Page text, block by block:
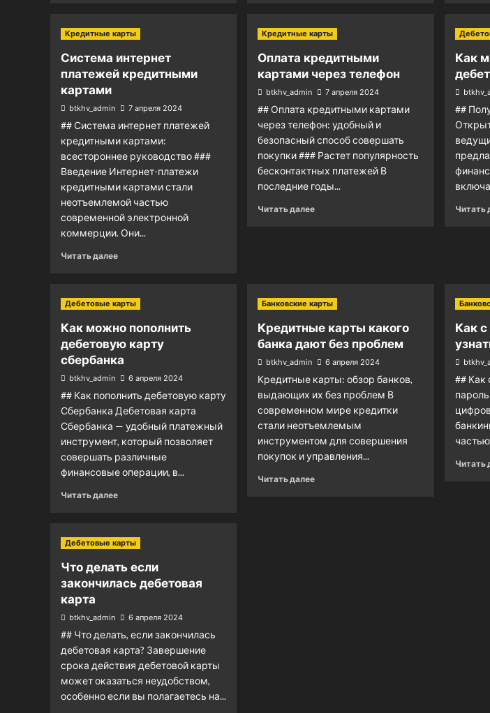
Кредитные карты
Система интернет
платежей кредитными
картами
btkhv_admin 7 апреля 2024
## Система интернет платежей
кредитными картами:
всестороннее руководство ###
Введение Интернет-платежи
кредитными картами стали
неотъемлемой частью
современной электронной
коммерции. Они...
Читать далее
Кредитные карты
Оплата кредитными
картами через телефон
btkhv_admin 7 апреля 2024
## Оплата кредитными картами
через телефон: удобный и
безопасный способ совершать
покупки ### Растет популярность
бесконтактных платежей В
последние годы...
Читать далее
Как
##
Читать
Дебетовые карты
Как можно пополнить
дебетовую карту
сбербанка
btkhv_admin 6 апреля 2024
## Как пополнить дебетовую карту
Сбербанка Дебетовая карта
Сбербанка — удобный платежный
инструмент, который позволяет
совершать различные
финансовые операции, в...
Читать далее
Банковские карты
Кредитные карты какого
банка дают без проблем
btkhv_admin 6 апреля 2024
Кредитные карты: обзор банков,
выдающих их без проблем В
современном мире кредитки
стали неотъемлемым
инструментом для совершения
покупок и управления...
Читать далее
Как с
## Как
Читать
Дебетовые карты
Что делать если
закончилась дебетовая
карта
btkhv_admin 6 апреля 2024
## Что делать, если закончилась
дебетовая карта? Завершение
срока действия дебетовой карты
может оказаться неудобством,
особенно если вы полагаетесь на...